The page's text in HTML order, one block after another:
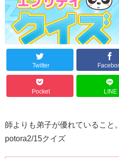
Twitter
Pocket LINE
師よりも弟子が優れていること
potora2/15クイズ